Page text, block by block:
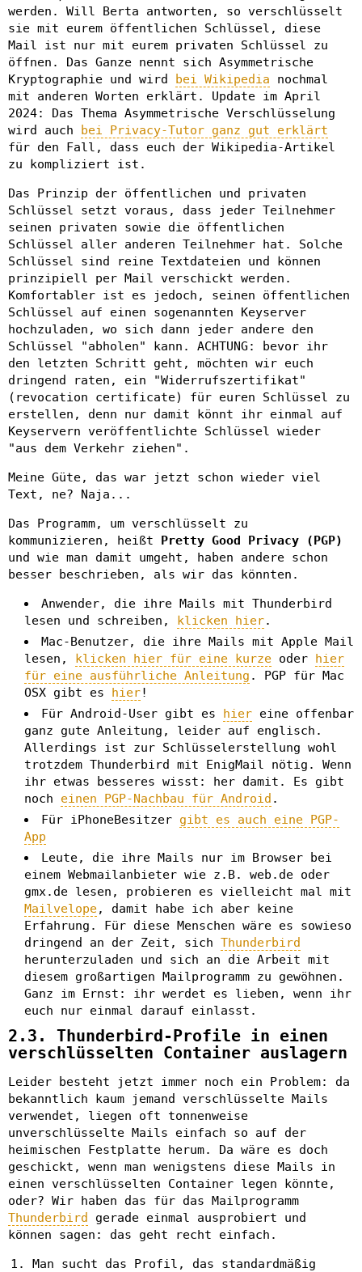
werden. Will Berta antworten, so verschlüsselt
sie mit eurem öffentlichen Schlüssel, diese
Mail ist nur mit eurem privaten Schlüssel zu
öffnen. Das Ganze nennt sich Asymmetrische
Kryptographie und wird
bei Wikipedia nochmal
mit anderen Worten erklärt. Update im April
2024: Das Thema Asymmetrische Verschlüsselung
wird auch
bei Privacy-Tutor ganz gut erklärt
für den Fall, dass euch der Wikipedia-Artikel
zu kompliziert ist.
Das Prinzip der öffentlichen und privaten
Schlüssel setzt voraus, dass jeder Teilnehmer
seinen privaten sowie die öffentlichen
Schlüssel aller anderen Teilnehmer hat. Solche
Schlüssel sind reine Textdateien und können
prinzipiell per Mail verschickt werden.
Komfortabler ist es jedoch, seinen öffentlichen
Schlüssel auf einen sogenannten Keyserver
hochzuladen, wo sich dann jeder andere den
Schlüssel "abholen" kann. ACHTUNG: bevor ihr
den letzten Schritt geht, möchten wir euch
dringend raten, ein "Widerrufszertifikat"
(revocation certificate) für euren Schlüssel zu
erstellen, denn nur damit könnt ihr einmal auf
Keyservern veröffentlichte Schlüssel wieder
"aus dem Verkehr ziehen".
Meine Güte, das war jetzt schon wieder viel
Text, ne? Naja...
Das Programm, um verschlüsselt zu
kommunizieren, heißt Pretty Good Privacy (PGP)
und wie man damit umgeht, haben andere schon
besser beschrieben, als wir das könnten.
Anwender, die ihre Mails mit Thunderbird
lesen und schreiben, klicken hier.
Mac-Benutzer, die ihre Mails mit Apple Mail
lesen, klicken hier für eine kurze oder hier
für eine ausführliche Anleitung . PGP für Mac
OSX gibt es hier!
Für Android-User gibt es hier eine offenbar
ganz gute Anleitung, leider auf englisch.
Allerdings ist zur Schlüsselerstellung wohl
trotzdem Thunderbird mit EnigMail nötig. Wenn
ihr etwas besseres wisst: her damit. Es gibt
noch einen PGP-Nachbau für Android .
Für iPhoneBesitzer gibt es auch eine PGP-
App
Leute, die ihre Mails nur im Browser bei
einem Webmailanbieter wie z.B. web.de oder
gmx.de lesen, probieren es vielleicht mal mit
Mailvelope, damit habe ich aber keine
Erfahrung. Für diese Menschen wäre es sowieso
dringend an der Zeit, sich Thunderbird
herunterzuladen und sich an die Arbeit mit
diesem großartigen Mailprogramm zu gewöhnen.
Ganz im Ernst: ihr werdet es lieben, wenn ihr
euch nur einmal darauf einlasst.
2.3. Thunderbird-Profile in einen
verschlüsselten Container auslagern
Leider besteht jetzt immer noch ein Problem: da
bekanntlich kaum jemand verschlüsselte Mails
verwendet, liegen oft tonnenweise
unverschlüsselte Mails einfach so auf der
heimischen Festplatte herum. Da wäre es doch
geschickt, wenn man wenigstens diese Mails in
einen verschlüsselten Container legen könnte,
oder? Wir haben das für das Mailprogramm
Thunderbird
gerade einmal ausprobiert und
können sagen: das geht recht einfach.
Man sucht das Profil, das standardmäßig